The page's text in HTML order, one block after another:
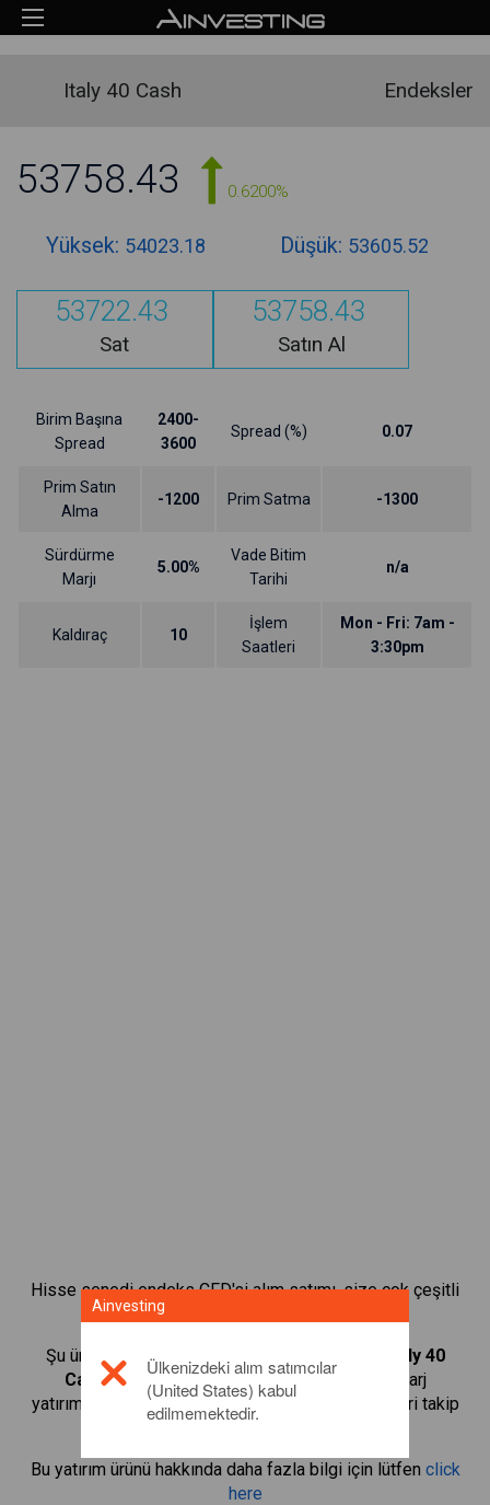
Italy 40 Cash Endeksler
53758.43 0.6200%
Yüksek: 54023.18 Düşük: 53605.52
53722.43
Sat
53758.43
Satın Al
Birim Başına
Spread
2400-
3600
Spread (%) 0.07
Prim Satın
Alma
-1200 Prim Satma -1300
Sürdürme
Marjı
5.00%
Vade Bitim
Tarihi
n/a
Kaldıraç 10
İşlem
Saatleri
Mon - Fri: 7am -
3:30pm
Hisse senedi endeks CFD'si alım satımı, size çok çeşitli
yatırım fırsatları sunar.
Şu ürünlerin CFD'lerini alıp satmaya başlayın:
Italy 40
Cashve işlem hacmini büyütmek için küçük marj
yatırımlarından yararlanın. Sektörleri ve ekonomileri takip
Bu yatırım ürünü hakkında daha fazla bilgi için lütfen click
here
Ainvesting
Ülkenizdeki alım satımcılar
(United States) kabul
edilmemektedir.